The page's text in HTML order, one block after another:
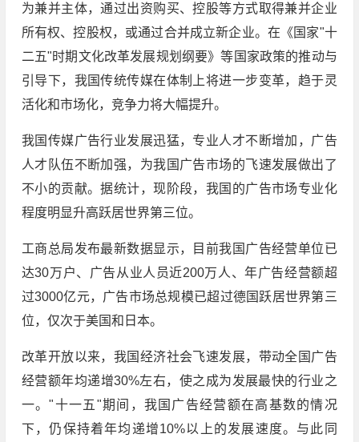
为兼并主体，通过出资购买、控股等方式取得兼并企业
所有权、控股权，或通过合并成立新企业。在《国家"十
二五"时期文化改革发展规划纲要》等国家政策的推动与
引导下，我国传统传媒在体制上将进一步变革，趋于灵
活化和市场化，竞争力将大幅提升。
我国传媒广告行业发展迅猛，专业人才不断增加，广告
人才队伍不断加强，为我国广告市场的飞速发展做出了
不小的贡献。据统计，现阶段，我国的广告市场专业化
程度明显升高跃居世界第三位。
工商总局发布最新数据显示，目前我国广告经营单位已
达30万户、广告从业人员近200万人、年广告经营额超
过3000亿元，广告市场总规模已超过德国跃居世界第三
位，仅次于美国和日本。
改革开放以来，我国经济社会飞速发展，带动全国广告
经营额年均递增30%左右，使之成为发展最快的行业之
一。"十一五"期间，我国广告经营额在高基数的情况
下，仍保持着年均递增10%以上的发展速度。与此同